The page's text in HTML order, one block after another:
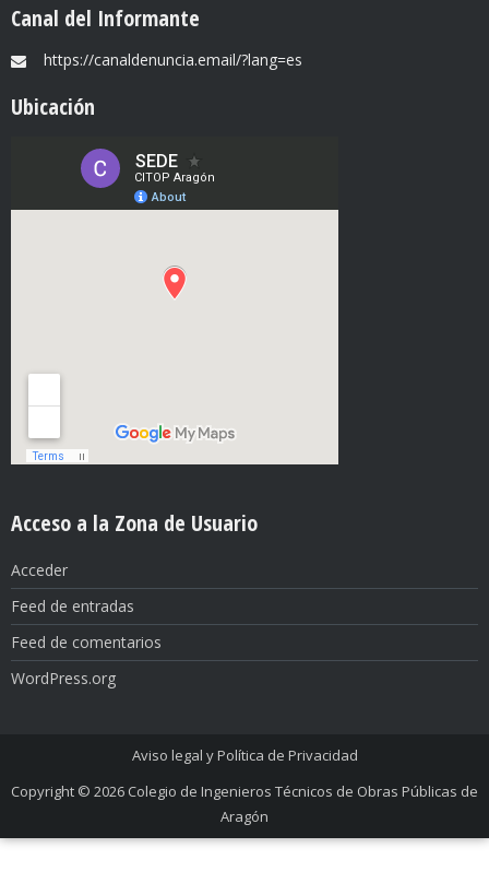
Canal del Informante
https://canaldenuncia.email/?lang=es
Ubicación
Acceso a la Zona de Usuario
Acceder
Feed de entradas
Feed de comentarios
WordPress.org
Aviso legal y Política de Privacidad
Copyright © 2026 Colegio de Ingenieros Técnicos de Obras Públicas de
Aragón